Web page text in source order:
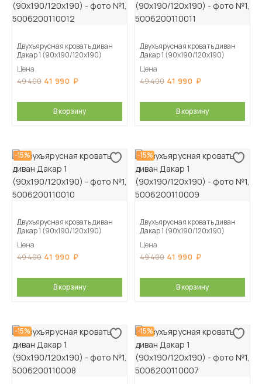
Двухъярусная кровать диван
Дакар 1 (90х190/120х190)
Цена
49 400 41 990
В корзину
Двухъярусная кровать диван
Дакар 1 (90х190/120х190)
Цена
49 400 41 990
В корзину
-15%
Двухъярусная кровать диван
Дакар 1 (90х190/120х190)
Цена
49 400 41 990
В корзину
-15%
Двухъярусная кровать диван
Дакар 1 (90х190/120х190)
Цена
49 400 41 990
В корзину
-15% -15%